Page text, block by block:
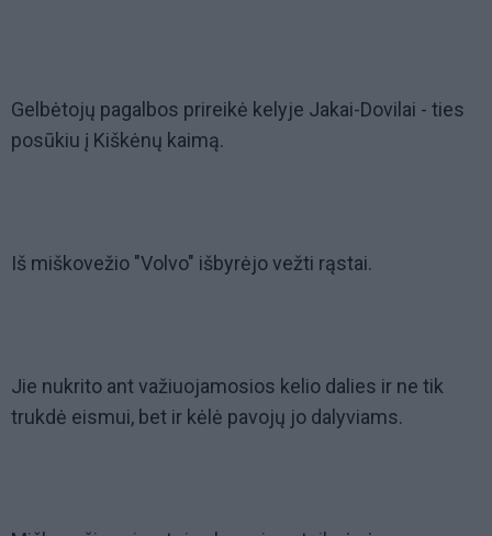
Gelbėtojų pagalbos prireikė kelyje Jakai-Dovilai - ties
posūkiu į Kiškėnų kaimą.
Iš miškovežio "Volvo" išbyrėjo vežti rąstai.
Jie nukrito ant važiuojamosios kelio dalies ir ne tik
trukdė eismui, bet ir kėlė pavojų jo dalyviams.